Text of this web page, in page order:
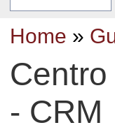
Home »
- CRM